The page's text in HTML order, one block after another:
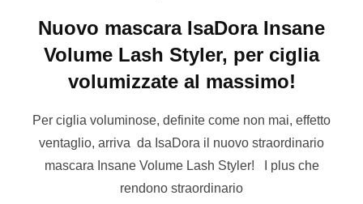
Nuovo mascara IsaDora Insane
Volume Lash Styler, per ciglia
volumizzate al massimo!
Per ciglia voluminose, definite come non mai, effetto
ventaglio, arriva da IsaDora il nuovo straordinario
mascara Insane Volume Lash Styler! I plus che
rendono straordinario